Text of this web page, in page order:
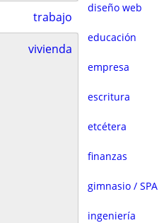
trabajo
vivienda
diseño web
educación
empresa
escritura
etcétera
finanzas
gimnasio / SPA
ingeniería